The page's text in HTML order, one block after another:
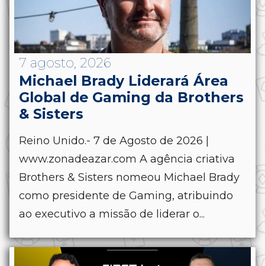
7 agosto, 2026
Michael Brady Liderará Área
Global de Gaming da Brothers
& Sisters
Reino Unido.- 7 de Agosto de 2026 |
www.zonadeazar.com A agência criativa
Brothers & Sisters nomeou Michael Brady
como presidente de Gaming, atribuindo
ao executivo a missão de liderar o...